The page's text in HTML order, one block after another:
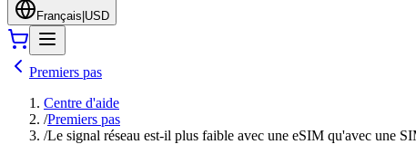
Français USD
Premiers pas
Centre d'aide
/Premiers pas
/Le signal réseau est-il plus faible avec une eSIM qu'avec une